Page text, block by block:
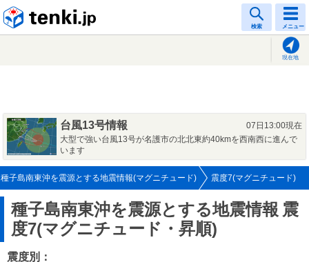
検索 メニュー
現在地
台風13号情報
07日13:00現在
大型で強い台風13号が名護市の北北東約40kmを西南西に進んで
います
種子島南東沖を震源とする地震情報(マグニチュード) 震度7(マグニチュード)
種子島南東沖を震源とする地震情報 震
度7(マグニチュード・昇順)
震度別：